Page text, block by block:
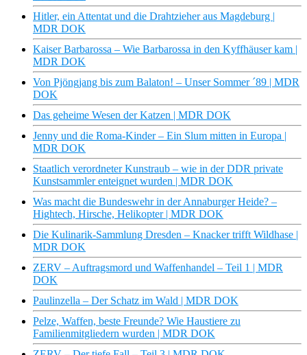
Hitler, ein Attentat und die Drahtzieher aus Magdeburg |
MDR DOK
Kaiser Barbarossa – Wie Barbarossa in den Kyffhäuser kam |
MDR DOK
Von Pjöngjang bis zum Balaton! – Unser Sommer ´89 | MDR
DOK
Das geheime Wesen der Katzen | MDR DOK
Jenny und die Roma-Kinder – Ein Slum mitten in Europa |
MDR DOK
Staatlich verordneter Kunstraub – wie in der DDR private
Kunstsammler enteignet wurden | MDR DOK
Was macht die Bundeswehr in der Annaburger Heide? –
Hightech, Hirsche, Helikopter | MDR DOK
Die Kulinarik-Sammlung Dresden – Knacker trifft Wildhase |
MDR DOK
ZERV – Auftragsmord und Waffenhandel – Teil 1 | MDR
DOK
Paulinzella – Der Schatz im Wald | MDR DOK
Pelze, Waffen, beste Freunde? Wie Haustiere zu
Familienmitgliedern wurden | MDR DOK